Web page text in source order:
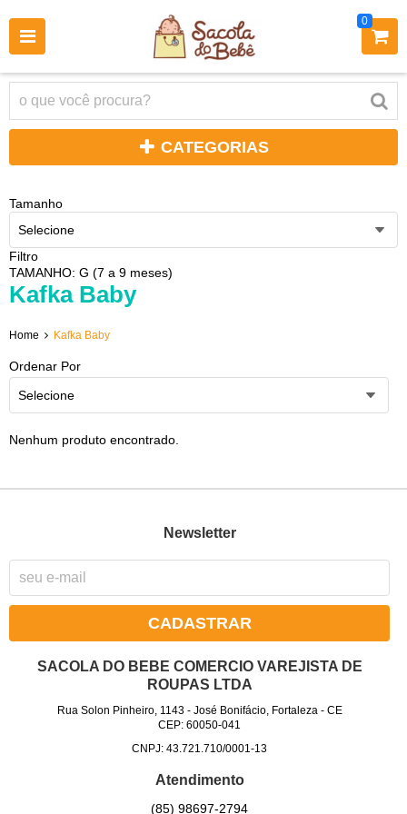
0
CATEGORIAS
Tamanho
Selecione
Filtro
TAMANHO: G (7 a 9 meses)
Kafka Baby
Home Kafka Baby
Ordenar Por
Selecione
Nenhum produto encontrado.
Newsletter
CADASTRAR
SACOLA DO BEBE COMERCIO VAREJISTA DE
ROUPAS LTDA
Rua Solon Pinheiro, 1143- José Bonifácio, Fortaleza - CE
CEP: 60050-041
CNPJ: 43.721.710/0001-13
Atendimento
(85) 98697-2794